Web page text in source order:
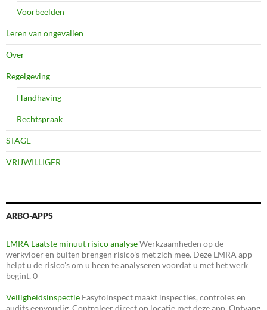
Voorbeelden
Leren van ongevallen
Over
Regelgeving
Handhaving
Rechtspraak
STAGE
VRIJWILLIGER
ARBO-APPS
LMRA Laatste minuut risico analyseWerkzaamheden op de
werkvloer en buiten brengen risico’s met zich mee. Deze LMRA app
helpt u de risico’s om u heen te analyseren voordat u met het werk
begint. 0
Veiligheidsinspectie Easytoinspect maakt inspecties, controles en
audits eenvoudig. Controleer direct op locatie met deze app. Ontvang